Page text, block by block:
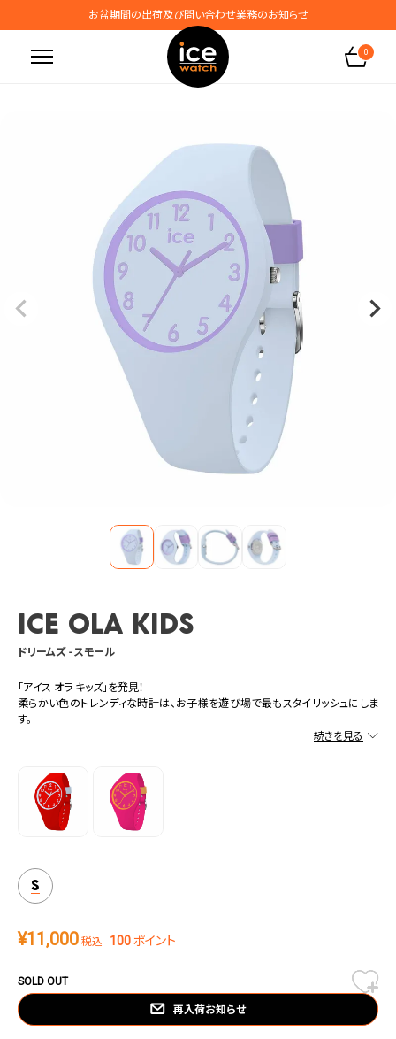
お盆期間の出荷及び問い合わせ業務のお知らせ
地震の影響によるお届けに関するお知らせ
無料ギフトラッピングサービス受付中
0
ICE ola kids
ドリームズ - スモール
「アイス オラ キッズ」を発見！
柔らかい色のトレンディな時計は、お子様を遊び場で最もスタイリッシュにしま
す。
パステルトーンのフルシリコンデザインにより、着用が簡単で快適な子供用時計
S
¥11,000 税込 100ポイント
SOLD OUT
再入荷お知らせ